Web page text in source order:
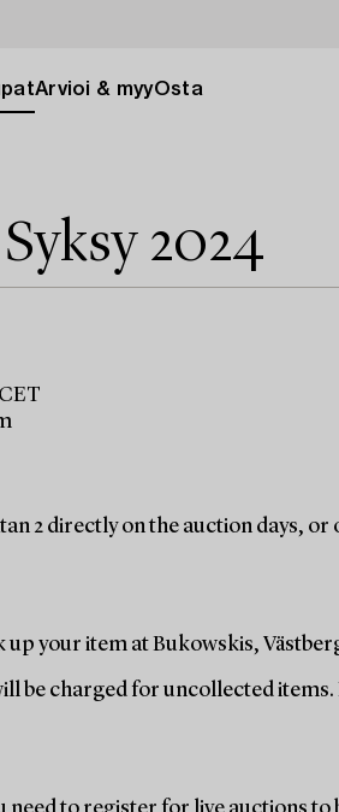
Arvioi & myyOsta
2024
2 directly on the auction days, or
your item at Bukowskis,
be charged for uncollected